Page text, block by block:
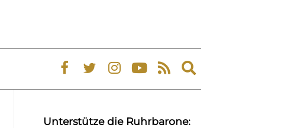
Expand
search
Unterstütze die Ruhrbarone: